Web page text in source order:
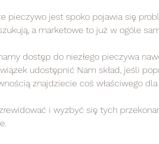
pieczywo jest spoko pojawia się
a marketowe to już w ogóle
dostęp do niezłego pieczywa
udostępnić Nam skład, jeśli
znajdziecie coś właściwego dla
i wyzbyć się tych